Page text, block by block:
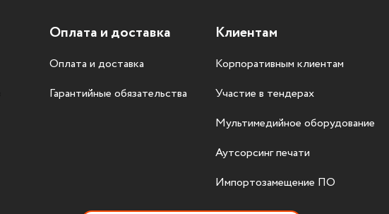
Оплата и доставка
Оплата и доставка
Гарантийные обязательства
Клиентам
Корпоративным клиентам
Участие в тендерах
Мультимедийное оборудование
Аутсорсинг печати
Импортозамещение ПО